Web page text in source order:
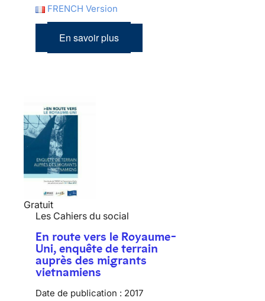
FRENCH Version
En savoir plus
Gratuit
Les Cahiers du social
En route vers le Royaume-
Uni, enquête de terrain
auprès des migrants
vietnamiens
Date de publication : 2017